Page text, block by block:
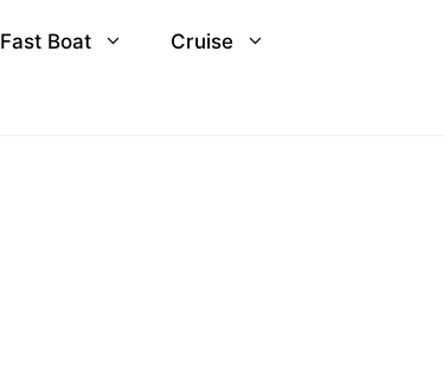
Fast Boat Cruise